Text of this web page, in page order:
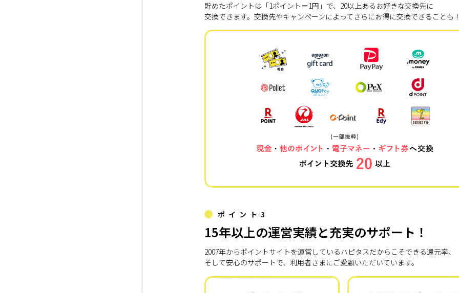
貯めたポイントは「1ポイント＝1円」で、20以上あるお好きな交換先に
交換できます。交換先やキャンペーンによってさらにお得に交換できることも
ポイント3
15年以上の運営実績と充実のサポート！
2007年からポイントサイトを運営しているハピタスだからこそできる還元率、
そして安心のサポートで、利用者さまにご愛顧いただいています。